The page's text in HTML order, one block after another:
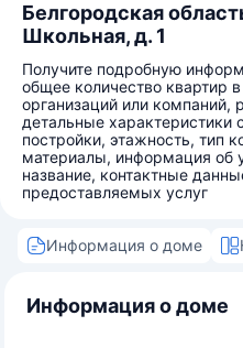
Белгородская
Школьная, д. 1
Получите подробную
общее количество квартир
организаций или
детальные характеристики
постройки, этажность, тип
материалы, информация об
название, контактные
предоставляемых услуг
Информация о доме
Информация о доме